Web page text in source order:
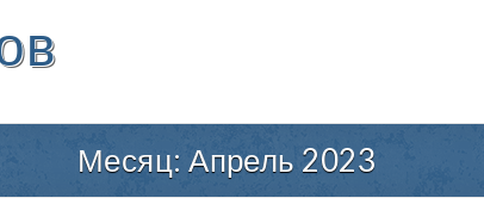
Месяц:Апрель 2023